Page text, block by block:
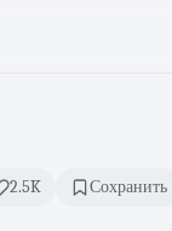
2.5K Сохранить